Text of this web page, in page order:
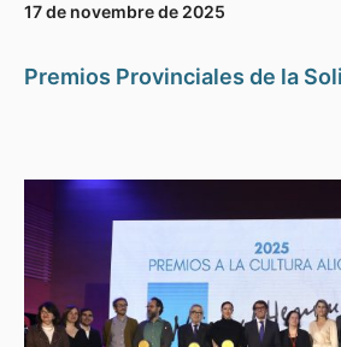
17 de novembre de 2025
Premios Provinciales de la